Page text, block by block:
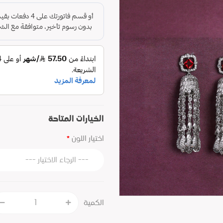
الخيارات المتاحة
اختيار اللون
الكمية